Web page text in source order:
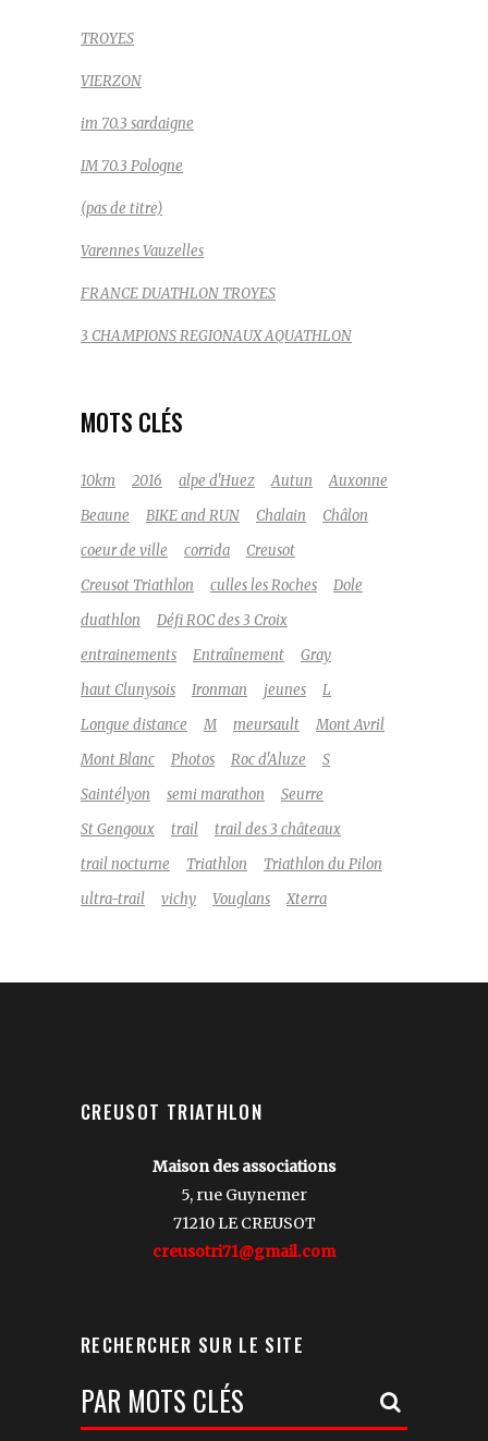
TROYES
VIERZON
im 70.3 sardaigne
IM 70.3 Pologne
(pas de titre)
Varennes Vauzelles
FRANCE DUATHLON TROYES
3 CHAMPIONS REGIONAUX AQUATHLON
MOTS CLÉS
10km 2016 alpe d'Huez Autun
Auxonne
Beaune
BIKE and RUN Chalain
Châlon
coeur de ville
corrida
Creusot
Creusot Triathlon
culles les Roches
Dole
duathlon
Défi ROC des 3 Croix
entrainements
Entraînement
Gray
haut Clunysois
Ironman jeunes
L
Longue distance
M meursault
Mont Avril
Mont Blanc
Photos Roc d'Aluze
S
Saintélyon
semi marathon
Seurre
St Gengoux
trail
trail des 3 châteaux
trail nocturne
Triathlon
Triathlon du Pilon
ultra-trail
vichy Vouglans Xterra
CREUSOT TRIATHLON
Maison des associations
5, rue Guynemer
71210 LE CREUSOT
creusotri71@gmail.com
RECHERCHER SUR LE SITE
Votre
Recherche: